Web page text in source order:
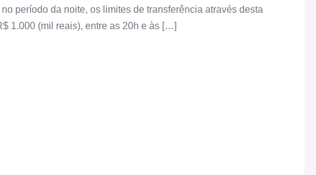
período da noite, os limites de transferência através desta
1.000 (mil reais), entre as 20h e às […]